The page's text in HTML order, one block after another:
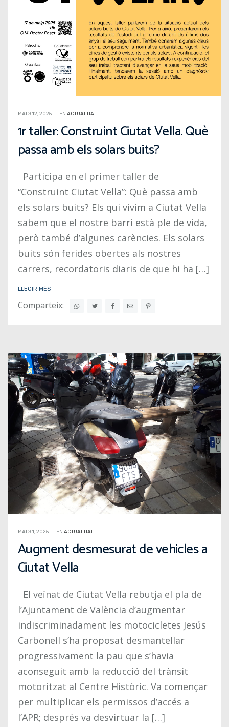
MAIG 12, 2025 EN ACTUALITAT
1r taller: Construint Ciutat Vella. Què
passa amb els solars buits?
Participa en el primer taller de
“Construint Ciutat Vella”: Què passa amb
els solars buits? Els qui vivim a Ciutat Vella
sabem que el nostre barri està ple de vida,
però també d’algunes carències. Els solars
buits són ferides obertes als nostres
carrers, recordatoris diaris de que hi ha […]
LLEGIR MÉS
Comparteix:
MAIG 1, 2025 EN ACTUALITAT
Augment desmesurat de vehicles a
Ciutat Vella
El veïnat de Ciutat Vella rebutja el pla de
l’Ajuntament de València d’augmentar
indiscriminadament les motocicletes Jesús
Carbonell s’ha proposat desmantellar
progressivament la pau que s’havia
aconseguit amb la reducció del trànsit
motoritzat al Centre Històric. Va començar
per multiplicar els permissos d’accés a
l’APR; després va desvirtuar la […]